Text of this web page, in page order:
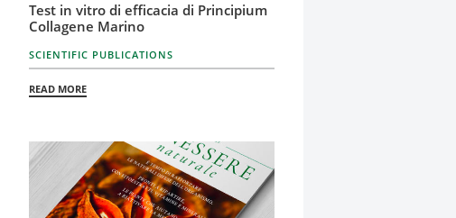
Test in vitro di efficacia di Principium
Collagene Marino
SCIENTIFIC PUBLICATIONS
READ MORE